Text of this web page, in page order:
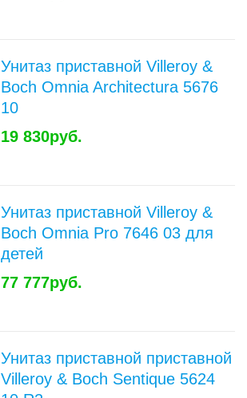
Унитаз приставной Villeroy &
Boch Omnia Architectura 5676
10
19 830руб.
Унитаз приставной Villeroy &
Boch Omnia Pro 7646 03 для
детей
77 777руб.
Унитаз приставной приставной
Villeroy & Boch Sentique 5624